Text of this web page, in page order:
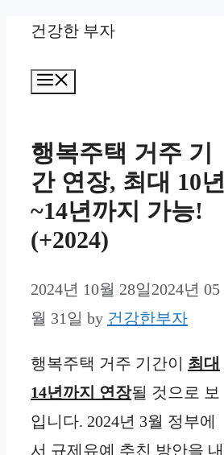
Skip
content
건강한 부자
행복주택 거주 기
간 연장, 최대 10년
~14년까지 가능!
(+2024)
2024년 10월 28일2024년 05
월 31일 by 건강한부자
행복주택 거주 기간이 최대
14년까지 연장될 것으로 보
입니다. 2024년 3월 정부에
서 규제유예 추친 방안을 내